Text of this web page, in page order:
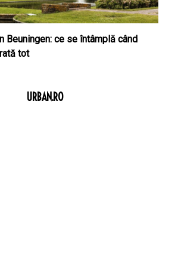
Beuningen: ce se întâmplă când
tot
URBAN.RO